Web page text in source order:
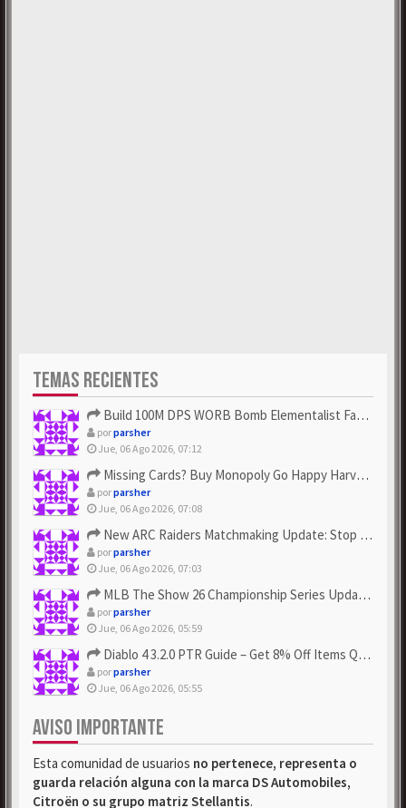
TEMAS RECIENTES
Build 100M DPS WORB Bomb Elementalist Fast - Grab POE Curren...
porparsher
Jue, 06 Ago 2026, 07:12
Missing Cards? Buy Monopoly Go Happy Harvest with Looney Tun...
porparsher
Jue, 06 Ago 2026, 07:08
New ARC Raiders Matchmaking Update: Stop Failed - Grab Bluep...
porparsher
Jue, 06 Ago 2026, 07:03
MLB The Show 26 Championship Series Update! Get Cheap & ...
porparsher
Jue, 06 Ago 2026, 05:59
Diablo 4 3.2.0 PTR Guide – Get 8% Off Items Quickly to Test ...
porparsher
Jue, 06 Ago 2026, 05:55
AVISO IMPORTANTE
Esta comunidad de usuarios no pertenece, representa o
guarda relación alguna con la marca DS Automobiles,
Citroën o su grupo matriz Stellantis.